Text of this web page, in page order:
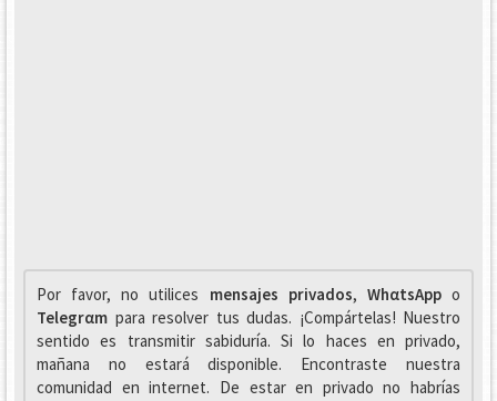
Por favor, no utilices mensajes privados, WhαtsAppo
Telegrαm para resolver tus dudas. ¡Compártelas! Nuestro
sentido es transmitir sabiduría. Si lo haces en privado,
mañana no estará disponible. Encontraste nuestra
comunidad en internet. De estar en privado no habrías